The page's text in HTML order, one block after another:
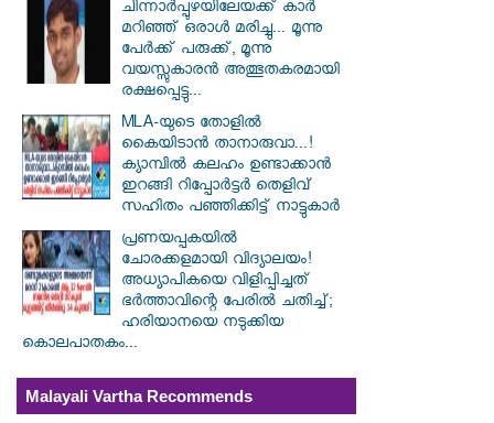
ചിന്നാർപ്പുഴയിലേയക്ക് കാർ
മറിഞ്ഞ് ഒരാൾ മരിച്ചു... മൂന്നു
പേർക്ക് പരുക്ക്, മൂന്നു
വയസ്സുകാരൻ അത്ഭുതകരമായി
രക്ഷപ്പെട്ടു...
MLA-യുടെ തോളിൽ
കൈയിടാൻ താനാരുവാ...!
ക്യാമ്പിൽ കലഹം ഉണ്ടാക്കാൻ
ഇറങ്ങി റിപ്പോർട്ടർ തെളിവ്
സഹിതം പഞ്ഞിക്കിട്ട് നാട്ടുകാർ
പ്രണയപ്പകയിൽ
ചോരക്കളമായി വിദ്യാലയം!
അധ്യാപികയെ വിളിപ്പിച്ചത്
ഭർത്താവിന്റെ പേരിൽ ചതിച്ച്;
ഹരിയാനയെ നടുക്കിയ
കൊലപാതകം...
Malayali Vartha Recommends